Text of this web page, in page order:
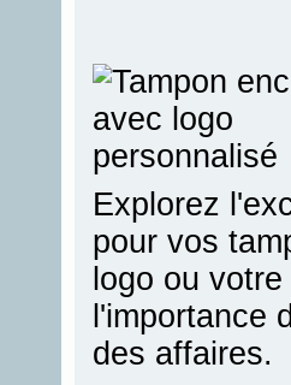
Explorez
pour vos
logo ou
l'importance
des affaires.